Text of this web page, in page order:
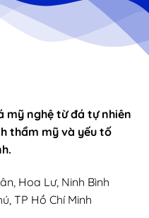
mỹ nghệ từ đá tự nhiên
thẩm mỹ và yếu tố
Hoa Lư, Ninh Bình
TP Hồ Chí Minh